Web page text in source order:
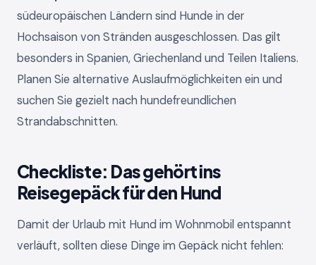
südeuropäischen Ländern sind Hunde in der
Hochsaison von Stränden ausgeschlossen. Das gilt
besonders in Spanien, Griechenland und Teilen Italiens.
Planen Sie alternative Auslaufmöglichkeiten ein und
suchen Sie gezielt nach hundefreundlichen
Strandabschnitten.
Checkliste: Das gehört ins
Reisegepäck für den Hund
Damit der Urlaub mit Hund im Wohnmobil entspannt
verläuft, sollten diese Dinge im Gepäck nicht fehlen: